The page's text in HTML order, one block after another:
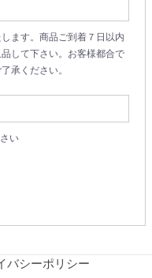
ます。商品ご到着７日以内
して下さい。お客様都合で
承ください。
い
バシーポリシー